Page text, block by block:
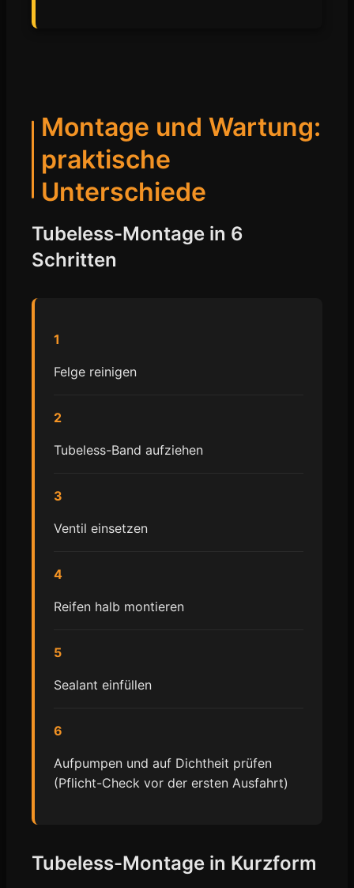
Montage und Wartung:
praktische
Unterschiede
Tubeless-Montage in 6
Schritten
1
Felge reinigen
2
Tubeless-Band aufziehen
3
Ventil einsetzen
4
Reifen halb montieren
5
Sealant einfüllen
6
Aufpumpen und auf Dichtheit prüfen
(Pflicht-Check vor der ersten Ausfahrt)
Tubeless-Montage in Kurzform